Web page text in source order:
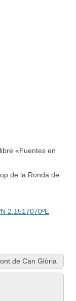
«Fuentes en
de la Ronda de
2.1517070ºE
de Can Glòria